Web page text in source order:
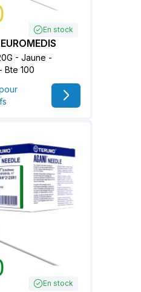
En stock
- Jaune -
Bte 100
En stock